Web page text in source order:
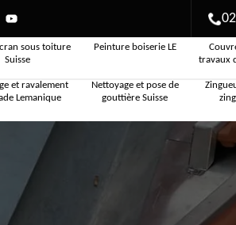
sous toiture
Suisse
Peinture boiserie LE
travaux
et ravalement
Lemanique
Nettoyage et pose de
gouttière Suisse